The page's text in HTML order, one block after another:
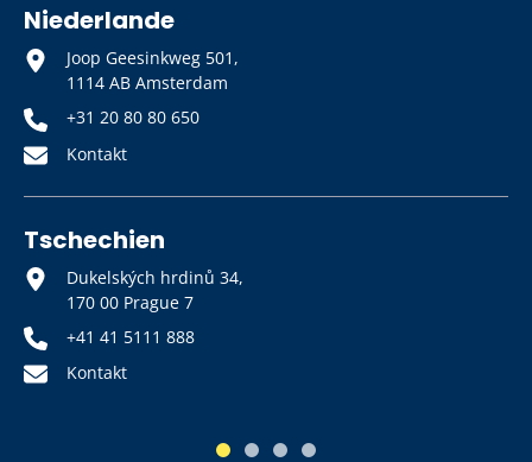
Niederlande
Joop Geesinkweg 501,
1114 AB Amsterdam
+31 20 80 80 650
Kontakt
Tschechien
Dukelských hrdinů 34,
170 00 Prague 7
+41 41 5111 888
Kontakt